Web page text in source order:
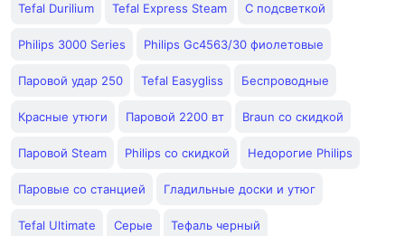
Tefal Durilium Tefal Express Steam С подсветкой
Philips 3000 Series Philips Gc4563/30 фиолетовые
Паровой удар 250 Tefal Easygliss Беспроводные
Красные утюги Паровой 2200 вт Braun со скидкой
Паровой Steam Philips со скидкой Недорогие Philips
Паровые со станцией Гладильные доски и утюг
Tefal Ultimate Серые Тефаль черный